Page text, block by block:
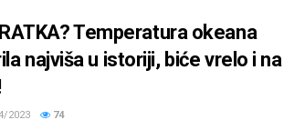
Temperatura okeana
najviša u istoriji, biće vrelo i na
2023 74